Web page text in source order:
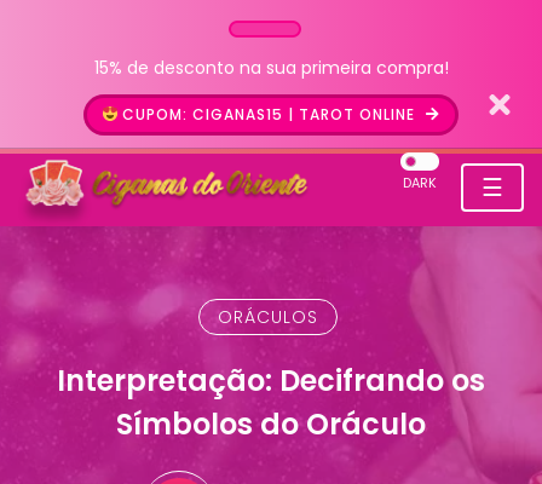
15% de desconto na sua primeira compra!
CUPOM: CIGANAS15 | TAROT ONLINE
☰
DARK
ORÁCULOS
Interpretação: Decifrando os
Símbolos do Oráculo